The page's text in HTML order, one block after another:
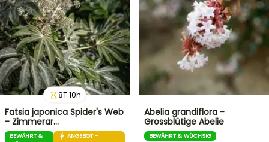
8T10h
Fatsia japonica Spider's Web
- Zimmerar…
BEWÄHRT &
ANGEBOT -
Abelia grandiflora -
Grossblütige Abelie
BEWÄHRT & WÜCHSIG